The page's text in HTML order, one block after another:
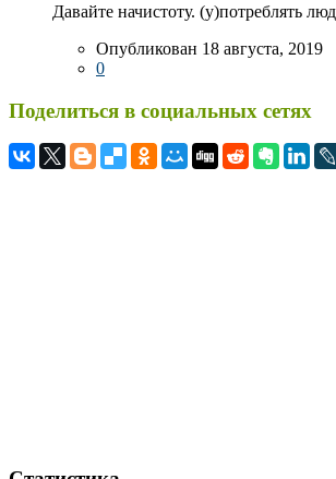
Давайте начистоту. (у)потреблять
Опубликован 18 августа, 2019
0
Поделиться в социальных сетях